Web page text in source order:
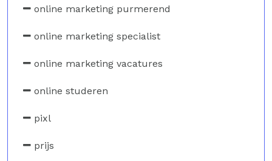
online marketing purmerend
online marketing specialist
online marketing vacatures
online studeren
pixl
prijs